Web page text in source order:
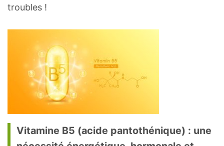
troubles !
Vitamine B5 (acide pantothénique) : une